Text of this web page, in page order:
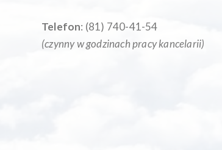
Telefon: (81) 740-41-54
(czynny w godzinach pracy kancelarii)